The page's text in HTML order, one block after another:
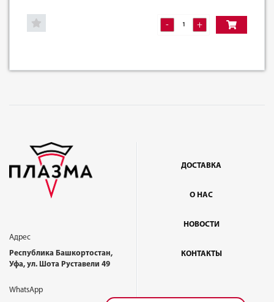
- +
Адрес
Республика Башкортостан,
Уфа, ул. Шота Руставели 49
WhatsApp
ДОСТАВКА
О НАС
НОВОСТИ
КОНТАКТЫ